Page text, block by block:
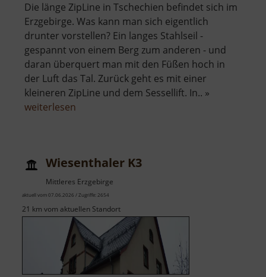
Die länge ZipLine in Tschechien befindet sich im
Erzgebirge. Was kann man sich eigentlich
drunter vorstellen? Ein langes Stahlseil -
gespannt von einem Berg zum anderen - und
daran überquert man mit den Füßen hoch in
der Luft das Tal. Zurück geht es mit einer
kleineren ZipLine und dem Sessellift. In.. »
weiterlesen
Wiesenthaler K3
Mittleres Erzgebirge
aktuell vom 07.06.2026 / Zugriffe: 2654
21 km vom aktuellen Standort